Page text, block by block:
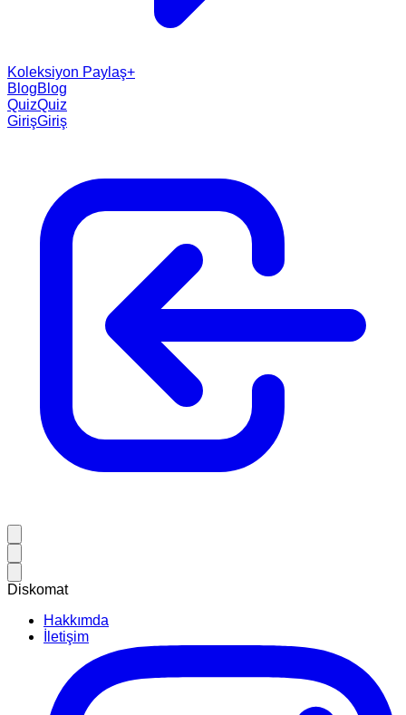
Koleksiyon Paylaş+
BlogBlog
QuizQuiz
GirişGiriş
Diskomat
Hakkımda
İletişim